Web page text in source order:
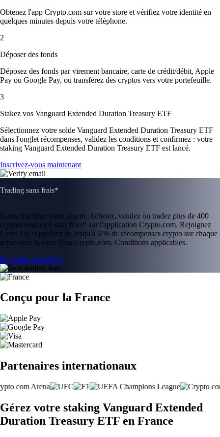
Obtenez l'app Crypto.com sur votre store et vérifiez votre identité en
quelques minutes depuis votre téléphone.
2
Déposer des fonds
Déposez des fonds par virement bancaire, carte de crédit/débit, Apple
Pay ou Google Pay, ou transférez des cryptos vers votre portefeuille.
3
Stakez vos Vanguard Extended Duration Treasury ETF
Sélectionnez votre solde Vanguard Extended Duration Treasury ETF
dans l'onglet récompenses, validez les conditions et confirmez : votre
staking Vanguard Extended Duration Treasury ETF est lancé.
Inscrivez-vous maintenant
Trading sans frais*
Faites fructifier votre argent. Achetez, vendez ou tradez plus de 400
cryptos tendance sans frais* sur l'application Crypto.com. Rejoignez
Level Up et profitez de jusqu'à 6 % de récompenses crypto sur chaque
achat avec la carte Visa Crypto.com. Conditions applicables.
Rejoindre Level Up
Conçu pour la France
Partenaires internationaux
Gérez votre staking Vanguard Extended
Duration Treasury ETF en France